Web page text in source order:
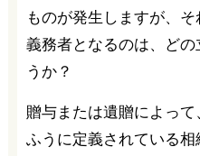
ものが発生しますが、
義務者となるのは、ど
うか？
贈与または遺贈によっ
ふうに定義されている